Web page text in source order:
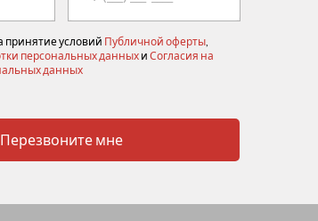
принятие условий Публичной оферты,
персональных данных и Согласия на
данных
Перезвоните мне